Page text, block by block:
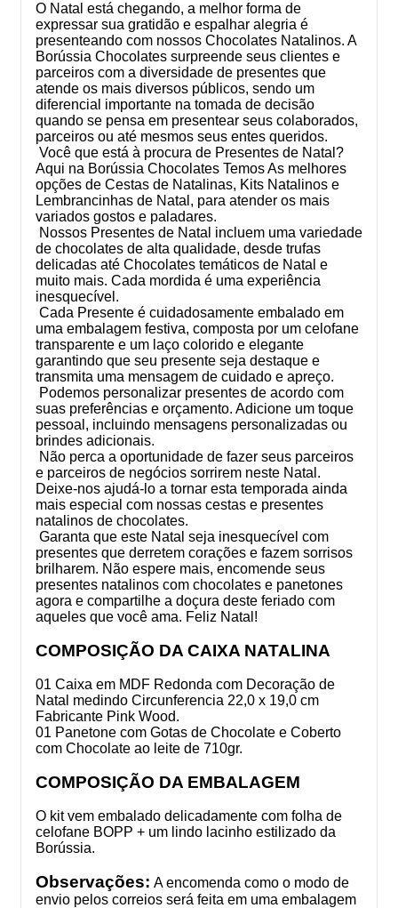
O Natal está chegando, a melhor forma de
expressar sua gratidão e espalhar alegria é
presenteando com nossos Chocolates Natalinos. A
Borússia Chocolates surpreende seus clientes e
parceiros com a diversidade de presentes que
atende os mais diversos públicos, sendo um
diferencial importante na tomada de decisão
quando se pensa em presentear seus colaborados,
parceiros ou até mesmos seus entes queridos.
Você que está à procura de Presentes de Natal?
Aqui na Borússia Chocolates Temos As melhores
opções de Cestas de Natalinas, Kits Natalinos e
Lembrancinhas de Natal, para atender os mais
variados gostos e paladares.
Nossos Presentes de Natal incluem uma variedade
de chocolates de alta qualidade, desde trufas
delicadas até Chocolates temáticos de Natal e
muito mais. Cada mordida é uma experiência
inesquecível.
Cada Presente é cuidadosamente embalado em
uma embalagem festiva, composta por um celofane
transparente e um laço colorido e elegante
garantindo que seu presente seja destaque e
transmita uma mensagem de cuidado e apreço.
Podemos personalizar presentes de acordo com
suas preferências e orçamento. Adicione um toque
pessoal, incluindo mensagens personalizadas ou
brindes adicionais.
Não perca a oportunidade de fazer seus parceiros
e parceiros de negócios sorrirem neste Natal.
Deixe-nos ajudá-lo a tornar esta temporada ainda
mais especial com nossas cestas e presentes
natalinos de chocolates.
Garanta que este Natal seja inesquecível com
presentes que derretem corações e fazem sorrisos
brilharem. Não espere mais, encomende seus
presentes natalinos com chocolates e panetones
agora e compartilhe a doçura deste feriado com
aqueles que você ama. Feliz Natal!
COMPOSIÇÃO DA CAIXA NATALINA
01 Caixa em MDF Redonda com Decoração de
Natal medindo Circunferencia 22,0 x 19,0 cm
Fabricante Pink Wood.
01 Panetone com Gotas de Chocolate e Coberto
com Chocolate ao leite de 710gr.
COMPOSIÇÃO DA EMBALAGEM
O kit vem embalado delicadamente com folha de
celofane BOPP + um lindo lacinho estilizado da
Borússia.
Observações: A encomenda como o modo de
envio pelos correios será feita em uma embalagem